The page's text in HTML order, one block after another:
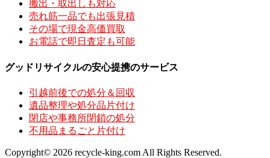
搬出・取出しも対応
売れ筋一品でも出張見積
その場で現金高価買取
お電話で即日査定も可能
グッドリサイクルの安心提携のサービス
引越前後での処分＆回収
遺品整理や処分品片付け
閉店や事務所閉鎖の処分
不用品まるごと片付け
Copyright© 2026 recycle-king.com All Rights Reserved.